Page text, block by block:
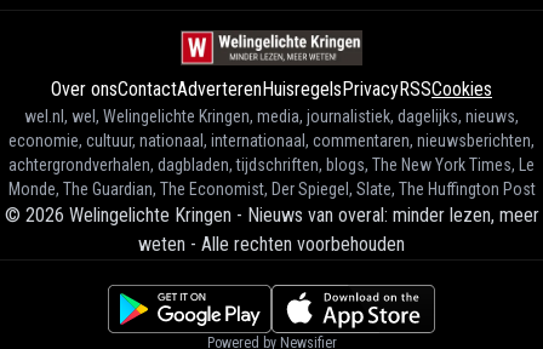
Over onsContactAdverterenHuisregelsPrivacyRSSCookies
wel.nl, wel, Welingelichte Kringen, media, journalistiek, dagelijks, nieuws,
economie, cultuur, nationaal, internationaal, commentaren, nieuwsberichten,
achtergrondverhalen, dagbladen, tijdschriften, blogs, The New York Times, Le
Monde, The Guardian, The Economist, Der Spiegel, Slate, The Huffington Post
© 2026 Welingelichte Kringen - Nieuws van overal: minder lezen, meer
weten - Alle rechten voorbehouden
Powered by Newsifier